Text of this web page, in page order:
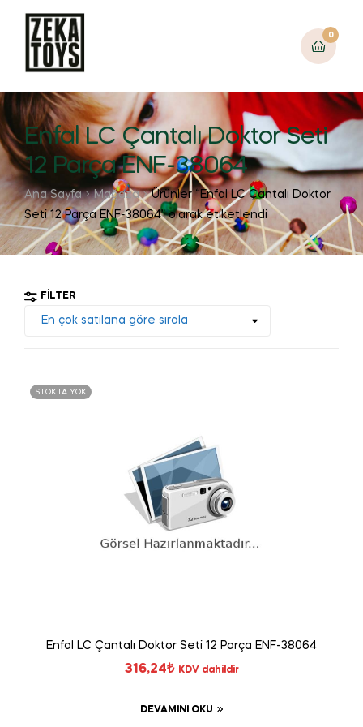
0
Enfal LC Çantalı Doktor Seti
12 Parça ENF-38064
Ana Sayfa Mağaza
Ürünler “Enfal LC Çantalı Doktor
Seti 12 Parça ENF-38064” olarak etiketlendi
FILTER
STOKTA YOK
Enfal LC Çantalı Doktor Seti 12 Parça ENF-38064
316,24₺ KDV dahildir
DEVAMINI OKU